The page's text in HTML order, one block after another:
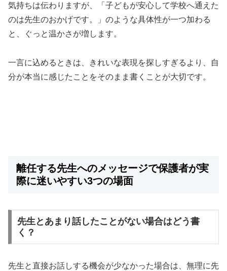
気持ちは伝わりますが、「子どもが安心して学校へ通えた
のは先生のおかげです。」のような具体性が一つ加わる
と、ぐっと温かさが増します。
一言に込めるときは、きれいな表現を探しすぎるより、自
分が本当に感じたことをそのまま書くことが大切です。
離任する先生へのメッセージで保護者が実
際に迷いやすい3つの場面
先生とあまり話したことがない場合はどう書
く？
先生と直接お話しする機会が少なかった場合は、無理に先